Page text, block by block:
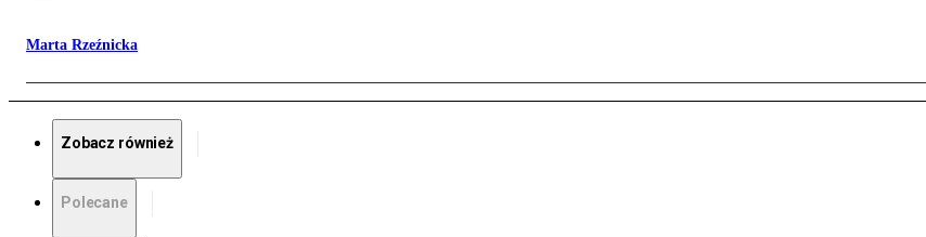
Marta Rzeźnicka
Zobacz również
Polecane